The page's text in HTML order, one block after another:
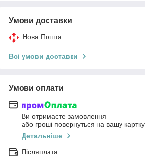
Умови доставки
Нова Пошта
Всі умови доставки
Умови оплати
Ви отримаєте замовлення
або гроші повернуться на вашу картку
Детальніше
Післяплата